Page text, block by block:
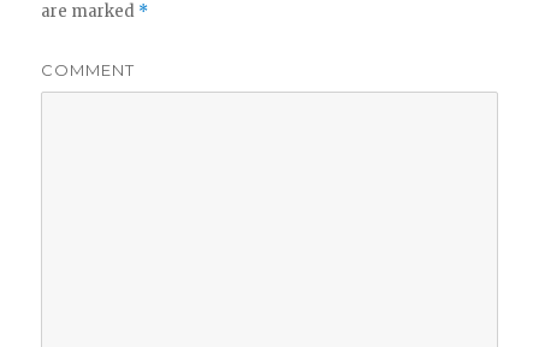
are marked *
COMMENT